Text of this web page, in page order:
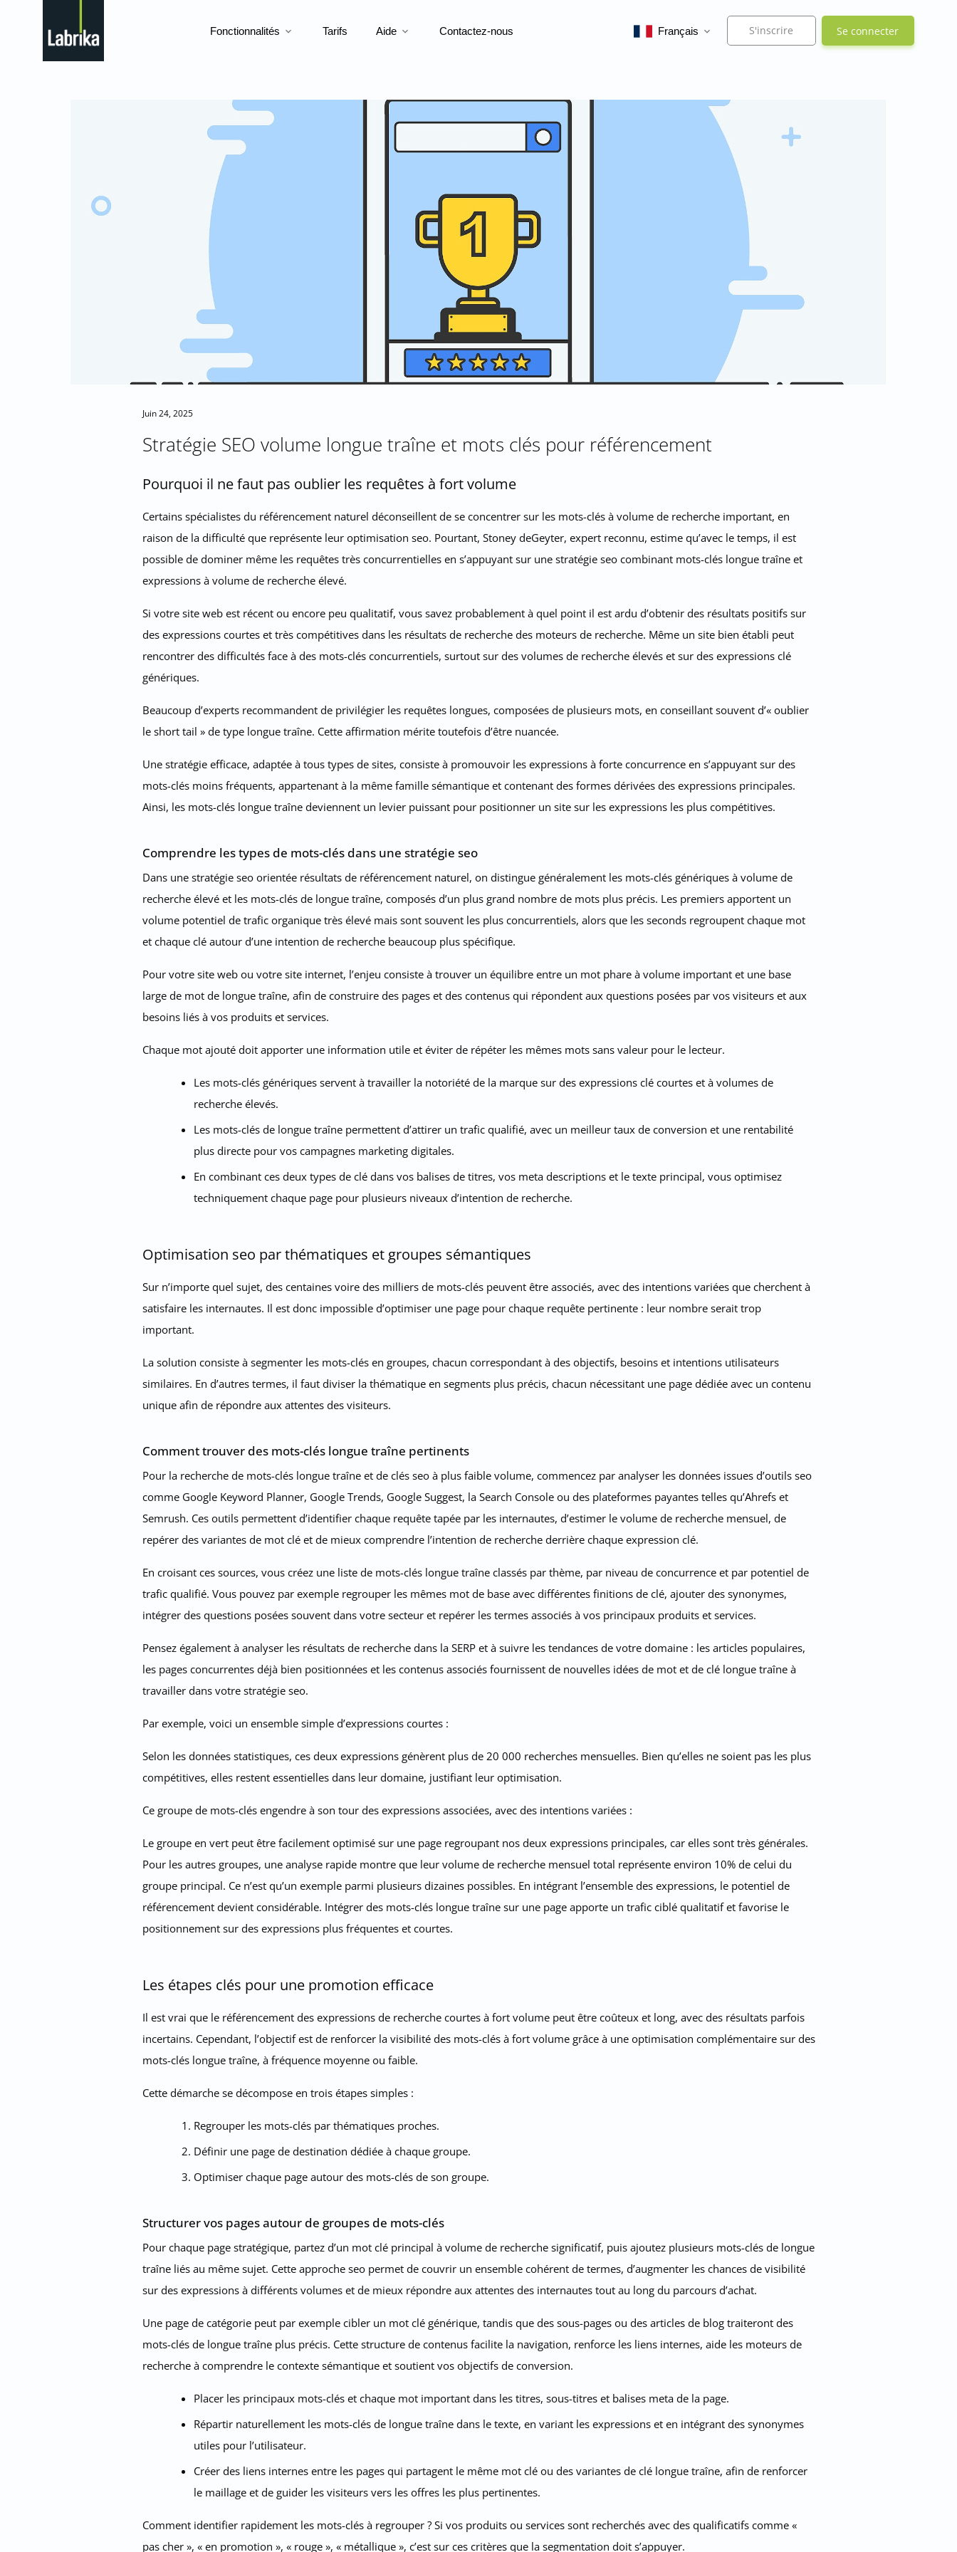
Fonctionnalités expand_more Tarifs Aide expand_more Contactez-nous Français expand_more S'inscrire Se connecter
Juin 24, 2025
Stratégie SEO volume longue traîne et mots clés pour référencement
Pourquoi il ne faut pas oublier les requêtes à fort volume
Certains spécialistes du référencement naturel déconseillent de se concentrer sur les mots-clés à volume de recherche important, en
raison de la difficulté que représente leur optimisation seo. Pourtant, Stoney deGeyter, expert reconnu, estime qu’avec le temps, il est
possible de dominer même les requêtes très concurrentielles en s’appuyant sur une stratégie seo combinant mots-clés longue traîne et
expressions à volume de recherche élevé.
Si votre site web est récent ou encore peu qualitatif, vous savez probablement à quel point il est ardu d’obtenir des résultats positifs sur
des expressions courtes et très compétitives dans les résultats de recherche des moteurs de recherche. Même un site bien établi peut
rencontrer des difficultés face à des mots-clés concurrentiels, surtout sur des volumes de recherche élevés et sur des expressions clé
génériques.
Beaucoup d’experts recommandent de privilégier les requêtes longues, composées de plusieurs mots, en conseillant souvent d’« oublier
le short tail » de type longue traîne. Cette affirmation mérite toutefois d’être nuancée.
Une stratégie efficace, adaptée à tous types de sites, consiste à promouvoir les expressions à forte concurrence en s’appuyant sur des
mots-clés moins fréquents, appartenant à la même famille sémantique et contenant des formes dérivées des expressions principales.
Ainsi, les mots-clés longue traîne deviennent un levier puissant pour positionner un site sur les expressions les plus compétitives.
Comprendre les types de mots-clés dans une stratégie seo
Dans une stratégie seo orientée résultats de référencement naturel, on distingue généralement les mots-clés génériques à volume de
recherche élevé et les mots-clés de longue traîne, composés d’un plus grand nombre de mots plus précis. Les premiers apportent un
volume potentiel de trafic organique très élevé mais sont souvent les plus concurrentiels, alors que les seconds regroupent chaque mot
et chaque clé autour d’une intention de recherche beaucoup plus spécifique.
Pour votre site web ou votre site internet, l’enjeu consiste à trouver un équilibre entre un mot phare à volume important et une base
large de mot de longue traîne, afin de construire des pages et des contenus qui répondent aux questions posées par vos visiteurs et aux
besoins liés à vos produits et services.
Chaque mot ajouté doit apporter une information utile et éviter de répéter les mêmes mots sans valeur pour le lecteur.
Les mots-clés génériques servent à travailler la notoriété de la marque sur des expressions clé courtes et à volumes de
recherche élevés.
Les mots-clés de longue traîne permettent d’attirer un trafic qualifié, avec un meilleur taux de conversion et une rentabilité
plus directe pour vos campagnes marketing digitales.
En combinant ces deux types de clé dans vos balises de titres, vos meta descriptions et le texte principal, vous optimisez
techniquement chaque page pour plusieurs niveaux d’intention de recherche.
Optimisation seo par thématiques et groupes sémantiques
Sur n’importe quel sujet, des centaines voire des milliers de mots-clés peuvent être associés, avec des intentions variées que cherchent à
satisfaire les internautes. Il est donc impossible d’optimiser une page pour chaque requête pertinente : leur nombre serait trop
important.
La solution consiste à segmenter les mots-clés en groupes, chacun correspondant à des objectifs, besoins et intentions utilisateurs
similaires. En d’autres termes, il faut diviser la thématique en segments plus précis, chacun nécessitant une page dédiée avec un contenu
unique afin de répondre aux attentes des visiteurs.
Comment trouver des mots-clés longue traîne pertinents
Pour la recherche de mots-clés longue traîne et de clés seo à plus faible volume, commencez par analyser les données issues d’outils seo
comme Google Keyword Planner, Google Trends, Google Suggest, la Search Console ou des plateformes payantes telles qu’Ahrefs et
Semrush. Ces outils permettent d’identifier chaque requête tapée par les internautes, d’estimer le volume de recherche mensuel, de
repérer des variantes de mot clé et de mieux comprendre l’intention de recherche derrière chaque expression clé.
En croisant ces sources, vous créez une liste de mots-clés longue traîne classés par thème, par niveau de concurrence et par potentiel de
trafic qualifié. Vous pouvez par exemple regrouper les mêmes mot de base avec différentes finitions de clé, ajouter des synonymes,
intégrer des questions posées souvent dans votre secteur et repérer les termes associés à vos principaux produits et services.
Pensez également à analyser les résultats de recherche dans la SERP et à suivre les tendances de votre domaine : les articles populaires,
les pages concurrentes déjà bien positionnées et les contenus associés fournissent de nouvelles idées de mot et de clé longue traîne à
travailler dans votre stratégie seo.
Par exemple, voici un ensemble simple d’expressions courtes :
Selon les données statistiques, ces deux expressions génèrent plus de 20 000 recherches mensuelles. Bien qu’elles ne soient pas les plus
compétitives, elles restent essentielles dans leur domaine, justifiant leur optimisation.
Ce groupe de mots-clés engendre à son tour des expressions associées, avec des intentions variées :
Le groupe en vert peut être facilement optimisé sur une page regroupant nos deux expressions principales, car elles sont très générales.
Pour les autres groupes, une analyse rapide montre que leur volume de recherche mensuel total représente environ 10% de celui du
groupe principal. Ce n’est qu’un exemple parmi plusieurs dizaines possibles. En intégrant l’ensemble des expressions, le potentiel de
référencement devient considérable. Intégrer des mots-clés longue traîne sur une page apporte un trafic ciblé qualitatif et favorise le
positionnement sur des expressions plus fréquentes et courtes.
Les étapes clés pour une promotion efficace
Il est vrai que le référencement des expressions de recherche courtes à fort volume peut être coûteux et long, avec des résultats parfois
incertains. Cependant, l’objectif est de renforcer la visibilité des mots-clés à fort volume grâce à une optimisation complémentaire sur des
mots-clés longue traîne, à fréquence moyenne ou faible.
Cette démarche se décompose en trois étapes simples :
Regrouper les mots-clés par thématiques proches.
Définir une page de destination dédiée à chaque groupe.
Optimiser chaque page autour des mots-clés de son groupe.
Structurer vos pages autour de groupes de mots-clés
Pour chaque page stratégique, partez d’un mot clé principal à volume de recherche significatif, puis ajoutez plusieurs mots-clés de longue
traîne liés au même sujet. Cette approche seo permet de couvrir un ensemble cohérent de termes, d’augmenter les chances de visibilité
sur des expressions à différents volumes et de mieux répondre aux attentes des internautes tout au long du parcours d’achat.
Une page de catégorie peut par exemple cibler un mot clé générique, tandis que des sous-pages ou des articles de blog traiteront des
mots-clés de longue traîne plus précis. Cette structure de contenus facilite la navigation, renforce les liens internes, aide les moteurs de
recherche à comprendre le contexte sémantique et soutient vos objectifs de conversion.
Placer les principaux mots-clés et chaque mot important dans les titres, sous-titres et balises meta de la page.
Répartir naturellement les mots-clés de longue traîne dans le texte, en variant les expressions et en intégrant des synonymes
utiles pour l’utilisateur.
Créer des liens internes entre les pages qui partagent le même mot clé ou des variantes de clé longue traîne, afin de renforcer
le maillage et de guider les visiteurs vers les offres les plus pertinentes.
Comment identifier rapidement les mots-clés à regrouper ? Si vos produits ou services sont recherchés avec des qualificatifs comme «
pas cher », « en promotion », « rouge », « métallique », c’est sur ces critères que la segmentation doit s’appuyer.